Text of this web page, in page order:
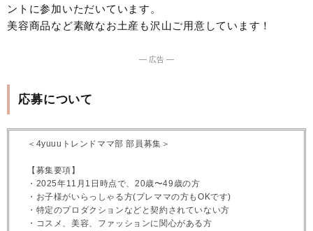
ントに参加いただいています。
美容商品など素敵なお土産も沢山ご用意しています！
― 広告 ―
応募について
＜4yuuuトレンドママ部 部員募集＞
【募集要項】
・2025年11月1日時点で、20歳〜49歳の方
・お子様がいらっしゃる方(プレママの方もOKです)
・特定のプロダクションなどと契約されていない方
・コスメ、美容、ファッションに関心がある方